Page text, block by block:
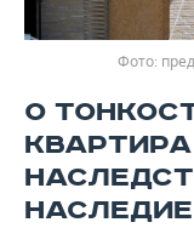
О
НАСЛЕДИЕ